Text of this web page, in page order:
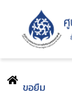
ขอยืม